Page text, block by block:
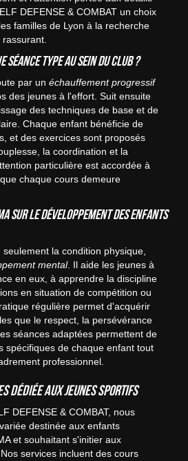
DEFENSE & COMBAT un choix
familles de Lyon à la recherche
séance type au sein du club ?
par unéchauffement progressif
des jeunes à l'effort. Suit ensuite
des techniques de base et de
Chaque enfant bénéficie de
et des exercices sont proposés
la coordination et la
particulière est accordée à
chaque cours demeure
sur le développement des enfants
seulement la condition physique,
mental. Il aide les jeunes à
en eux, à apprendre la discipline
en situation de compétition ou
régulière permet d'acquérir
que le respect, la persévérance
séances adaptées permettent de
spécifiques de chaque enfant tout
professionnel.
dédiée aux jeunes sportifs
DEFENSE & COMBAT, nous
destinée aux enfants
et souhaitant s'initier aux
services incluent des cours